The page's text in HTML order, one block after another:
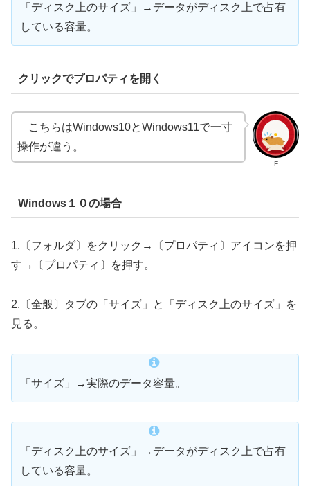
「ディスク上のサイズ」→データがディスク上で占有
している容量。
クリックでプロパティを開く
F
こちらはWindows10とWindows11で一寸
操作が違う。
Windows１０の場合
1.〔フォルダ〕をクリック→〔プロパティ〕アイコンを押
す→〔プロパティ〕を押す。
2.〔全般〕タブの「サイズ」と「ディスク上のサイズ」を
見る。
「サイズ」→実際のデータ容量。
「ディスク上のサイズ」→データがディスク上で占有
している容量。